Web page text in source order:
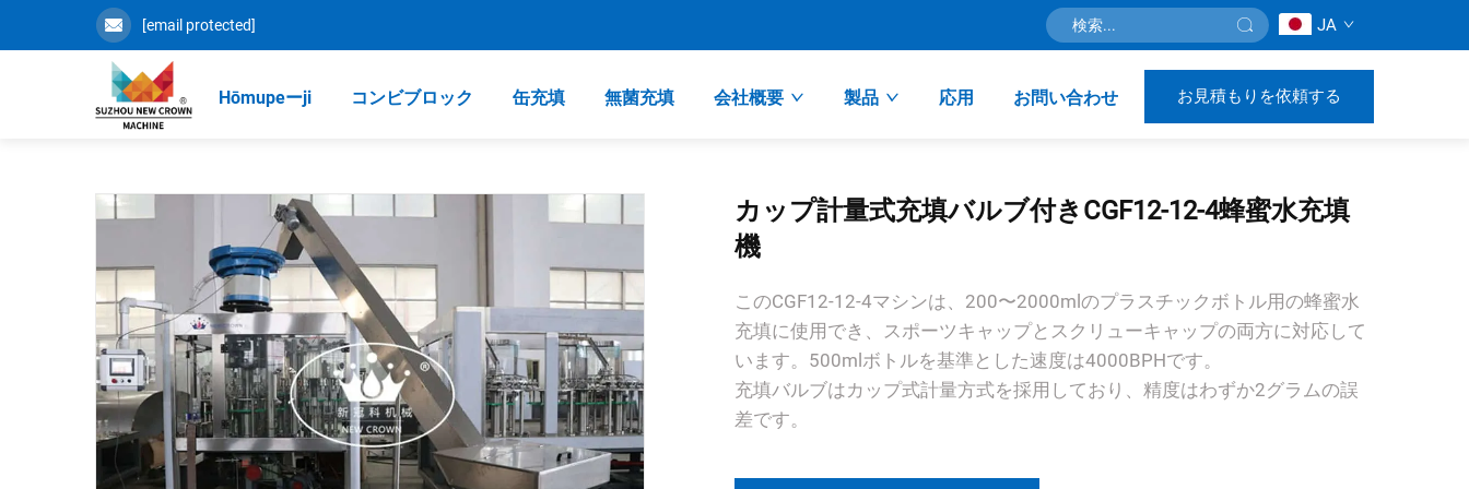
[email protected] JA
Hōmupeーji コンビブロック 缶充填 無菌充填 会社概要 製品 応用 お問い合わせ お見積もりを依頼する
カップ計量式充填バルブ付きCGF12-12-4蜂蜜水充填
機
このCGF12-12-4マシンは、200〜2000mlのプラスチックボトル用の蜂蜜水
充填に使用でき、スポーツキャップとスクリューキャップの両方に対応して
います。500mlボトルを基準とした速度は4000BPHです。
充填バルブはカップ式計量方式を採用しており、精度はわずか2グラムの誤
差です。